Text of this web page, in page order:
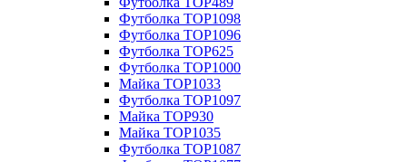
Футболка TOP1098
Футболка TOP1096
Футболка TOP625
Футболка TOP1000
Майка TOP1033
Футболка TOP1097
Майка TOP930
Майка TOP1035
Футболка TOP1087